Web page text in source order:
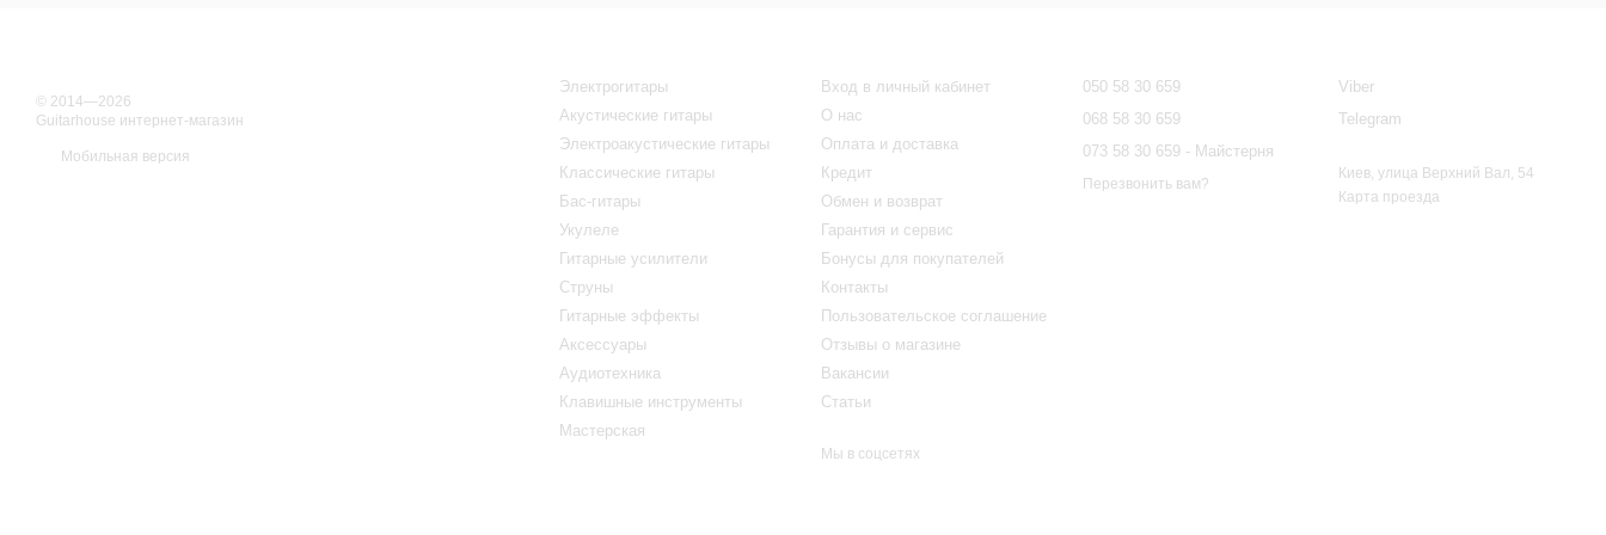
© 2014—2026
Guitarhouse интернет-магазин
Мобильная версия
Электрогитары
Акустические гитары
Электроакустические гитары
Классические гитары
Бас-гитары
Укулеле
Гитарные усилители
Струны
Гитарные эффекты
Аксессуары
Аудиотехника
Клавишные инструменты
Мастерская
Вход в личный кабинет
О нас
Оплата и доставка
Кредит
Обмен и возврат
Гарантия и сервис
Бонусы для покупателей
Контакты
Пользовательское соглашение
Отзывы о магазине
Вакансии
Статьи
Мы в соцсетях
050 58 30 659
068 58 30 659
073 58 30 659 - Майстерня
Перезвонить вам?
Viber
Telegram
Киев, улица Верхний Вал, 54
Карта проезда